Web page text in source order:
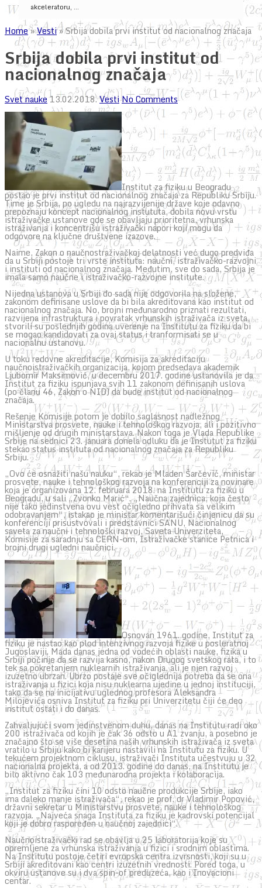
akceleratoru, ...
Home»Vesti»Srbija dobila prvi institut od nacionalnog značaja
Srbija dobila prvi institut od
nacionalnog značaja
Svet nauke 13.02.2018.Vesti No Comments
Institut za fiziku u Beogradu
postao je prvi institut od nacionalnog značaja za Republiku Srbiju.
Time je Srbija, po ugledu na najrazvijenije države koje odavno
prepoznaju koncept nacionalnog instututa, dobila novu vrstu
istraživačke ustanove gde se obavljaju prioritetna, vrhunska
istraživanja i koncentrišu istraživački napori koji mogu da
odgovore na ključne društvene izazove.
Naime, Zakon o naučnostraživačkoj delatnosti već dugo predviđa
da u Srbiji postoje tri vrste instituta: naučni, istraživačko-razvojni
i instituti od nacionalnog značaja. Međutim, sve do sada, Srbija je
imala samo naučne i istraživačko-razvojne institute.
Nijedna ustanova u Srbiji do sada nije odgovorila na složene,
zakonom definisane uslove da bi bila akreditovana kao institut od
nacionalnog značaja. No, brojni međunarodno priznati rezultati,
razvijena infrastruktura i povratak vrhunskih istraživača iz sveta,
stvorili su poslednjih godina uverenje na Institutu za fiziku da bi
se mogao kandidovati za ovaj status i tranformisati se u
nacionalnu ustanovu.
U toku redovne akreditacije, Komisija za akreditaciju
naučnoistraživačkih organizacija, kojom predsedava akademik
Ljubomir Maksimović, u decembru 2017. godine ustanovila je da
Institut za fiziku ispunjava svih 11 zakonom definisanih uslova
(po članu 46, Zakon o NID) da bude institut od nacionalnog
značaja.
Rešenje Komisije potom je dobilo saglasnost nadležnog
Ministarstva prosvete, nauke i tehnološkog razvoja, ali i pozitivno
mišljenje od drugih ministarstava. Nakon toga je Vlada Republike
Srbije na sednici 23. januara donela odluku da je Instutut za fiziku
stekao status instituta od nacionalnog značaja za Republiku
Srbiju.
„Ovo će osnažiti našu nauku“, rekao je Mladen Šarčević, ministar
prosvete, nauke i tehnološkog razvoja na konferenciji za novinare
koja je organizovana 12. februara 2018. na Institutu za fiziku u
Beogradu, u sali „Zvonko Marić“. „Naučna zajednica, koja često
nije tako jedinstvena ovu vest očigledno prihvata sa velikim
odobravanjem“, istakao je ministar komentarišući činjenicu da su
konferenciji prisustvovali i predstavnici SANU, Nacionalnog
saveta za naučni i tehnološki razvoj, Saveta Univerziteta,
Komisije za saradnju sa CERN-om, Istraživačke stanice Petnica i
brojni drugi ugledni naučnici.
Osnovan 1961. godine, Institut za
fiziku je nastao kao plod intenzivnog razvoja fizike u posleratnoj
Jugoslaviji. Mada danas jedna od vodećih oblasti nauke, fizika u
Srbiji počinje da se razvija kasno, nakon Drugog svetskog rata, i to
tek sa pokretanjem nuklearnih istraživanja, ali je njen razvoj
izuzetno ubrzan. Ubrzo postaje sve očiglednija potreba da se ona
istraživanja u fizici koja nisu nuklearna ujedine u jednoj instituciji,
tako da se na inicijativu uglednog profesora Aleksandra
Milojevića osniva Institut za fiziku pri Univerzitetu čiji će deo
institut ostati i do danas.
Zahvaljujući svom jedinstvenom duhu, danas na Institutu radi oko
200 istraživača od kojih je čak 36 odsto u A1 zvanju, a posebno je
značajno što se više desetina naših vrhunskih istraživača iz sveta
vratilo u Srbiju kako bi karijeru nastavili na Institutu za fiziku. U
tekućem projektnom ciklusu, istraživači Instituta učestvuju u 32
nacionalna projekta, a od 2013. godine do danas, na Institutu je
bilo aktivno čak 103 međunarodna projekta i kolaboracija.
„Institut za fiziku čini 10 odsto naučne produkcije Srbije, iako
ima daleko manje istraživača“, rekao je prof. dr Vladimir Popović,
državni sekretar u Ministarstvu prosvete, nauke i tehnološkog
razvoja. „Najveća snaga Instituta za fiziku je kadrovski potencijal
koji je dobro raspoređen u naučnoj zajednici“.
Naučnoistraživački rad se obavlja u 25 laboratorija koje su
opremljene za vrhunska istraživanja u fizici i srodnim oblastima.
Na Institutu postoje četiri evropska centra izvrsnosti, koji su u
Srbiji akreditovani kao centri izuzetnih vrednosti. Pored toga, u
okviru ustanove su i dva spin-of preduzeća, kao i Inovacioni
centar.